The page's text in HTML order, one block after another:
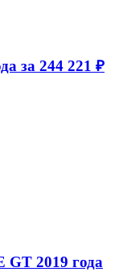
за 244 221 ₽
GT 2019 года